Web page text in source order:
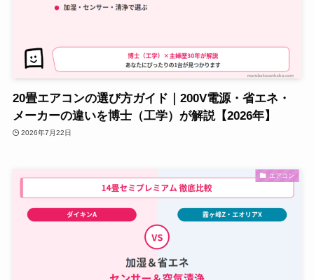
20畳エアコンの選び方ガイド｜200V電源・省エネ・
メーカーの違いを博士（工学）が解説【2026年】
2026年7月22日
エアコン